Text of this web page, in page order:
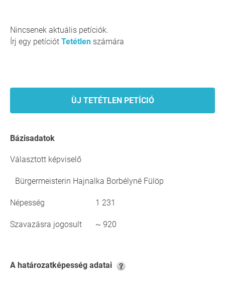
Nincsenek aktuális petíciók.
Írj egy petíciót Tetétlen számára
ÙJ TETÉTLEN PETÍCIÓ
Bázisadatok
Választott képviselő
Bürgermeisterin Hajnalka Borbélyné Fülöp
Népesség 1 231
Szavazásra jogosult ~ 920
A határozatképesség adatai